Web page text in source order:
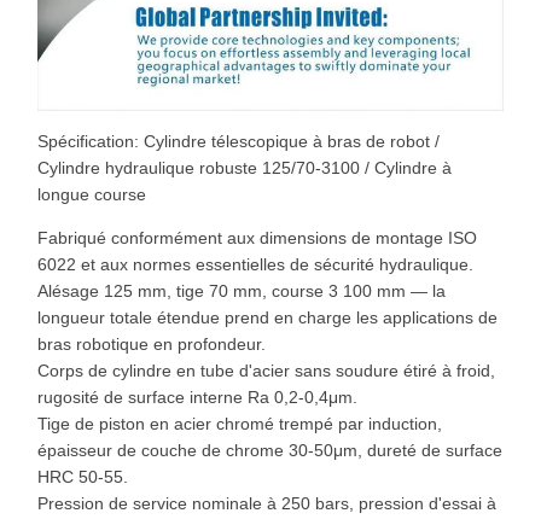
Spécification: Cylindre télescopique à bras de robot /
Cylindre hydraulique robuste 125/70-3100 / Cylindre à
longue course
Fabriqué conformément aux dimensions de montage ISO
6022 et aux normes essentielles de sécurité hydraulique.
Alésage 125 mm, tige 70 mm, course 3 100 mm — la
longueur totale étendue prend en charge les applications de
bras robotique en profondeur.
Corps de cylindre en tube d'acier sans soudure étiré à froid,
rugosité de surface interne Ra 0,2-0,4μm.
Tige de piston en acier chromé trempé par induction,
épaisseur de couche de chrome 30-50μm, dureté de surface
HRC 50-55.
Pression de service nominale à 250 bars, pression d'essai à